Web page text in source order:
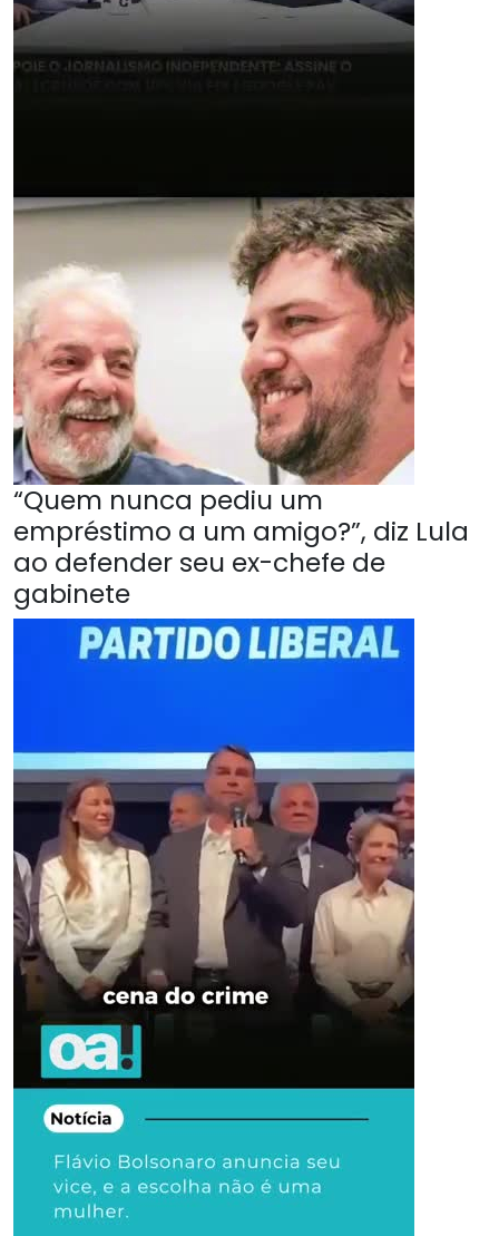
“Quem nunca pediu um
empréstimo a um amigo?”, diz Lula
ao defender seu ex-chefe de
gabinete